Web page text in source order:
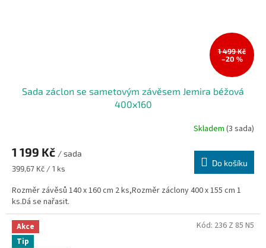
1 499 Kč
–20 %
Sada záclon se sametovým závěsem Jemira béžová
400x160
Skladem (3 sada)
1 199 Kč / sada
Měrná
399,67 Kč / 1 ks
Do košíku
Rozměr závěsů 140 x 160 cm 2 ks,Rozměr záclony 400 x 155 cm 1
ks.Dá se nařasit.
Akce
Tip
Kód: 236 Z 85 N5